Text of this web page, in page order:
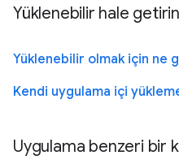
Yüklenebilir hale getirin
Yüklenebilir olmak için ne
Kendi uygulama içi
Uygulama benzeri bir